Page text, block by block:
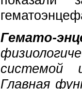
Гемато-
системой
Главная